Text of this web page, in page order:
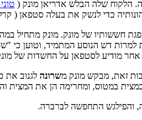
הלקוח שלה הבלש אדריאן מונק (
כדי לנשק את בעלה סטפאן (
חששותיו של מונק. מונק מתחיל
דש הנוסע המתמיד, וטוען כי
מודיע לסטפאן על החשדות של
זאת, מבקש מונק משרונה לגנוב את
במטוס, ומחרימה הן את המצית
והפילגש התחפשה לברברה.